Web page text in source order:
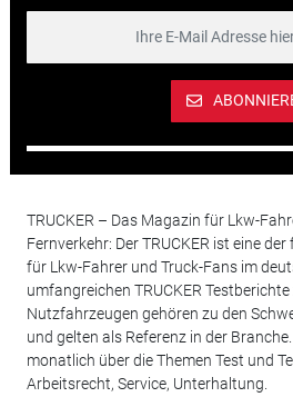
TRUCKER – Das Magazin für Lkw-
Fernverkehr: Der TRUCKER ist eine
für Lkw-Fahrer und Truck-Fans im
umfangreichen TRUCKER Testberichte
Nutzfahrzeugen gehören zu den
und gelten als Referenz in der
monatlich über die Themen Test und
Arbeitsrecht, Service, Unterhaltung.